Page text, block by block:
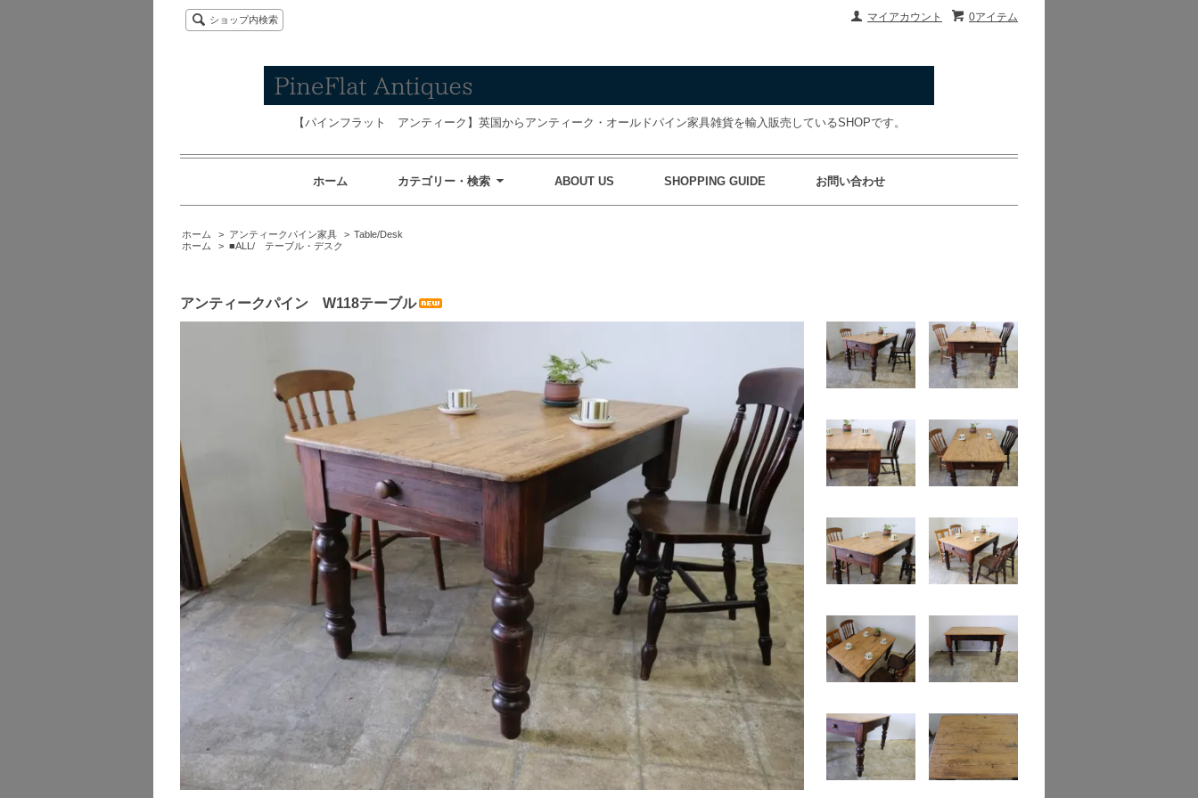
0アイテム
マイアカウント
ショップ内検索
【パインフラット アンティーク】英国からアンティーク・オールドパイン家具雑貨を輸入販売しているSHOPです。
ホーム カテゴリー・検索 ABOUT US SHOPPING GUIDE お問い合わせ
ホーム > アンティークパイン家具 > Table/Desk
ホーム
> ■ALL/ テーブル・デスク
アンティークパイン W118テーブル